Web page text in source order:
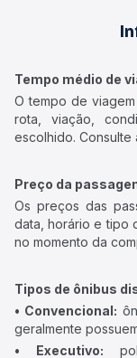
Tempo médio de
O tempo de
rota, viação,
escolhido. Consulte
Preço da
Os preços das
data, horário e tipo
no momento da
Tipos de ônibus
• Convencional:
geralmente
• Executivo: